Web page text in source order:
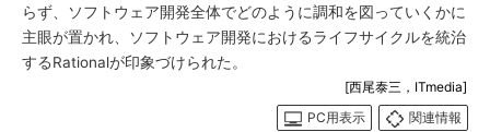
らず、ソフトウェア開発全体でどのように調和を図っていくかに
主眼が置かれ、ソフトウェア開発におけるライフサイクルを統治
するRationalが印象づけられた。
[西尾泰三，ITmedia]
PC用表示
関連情報